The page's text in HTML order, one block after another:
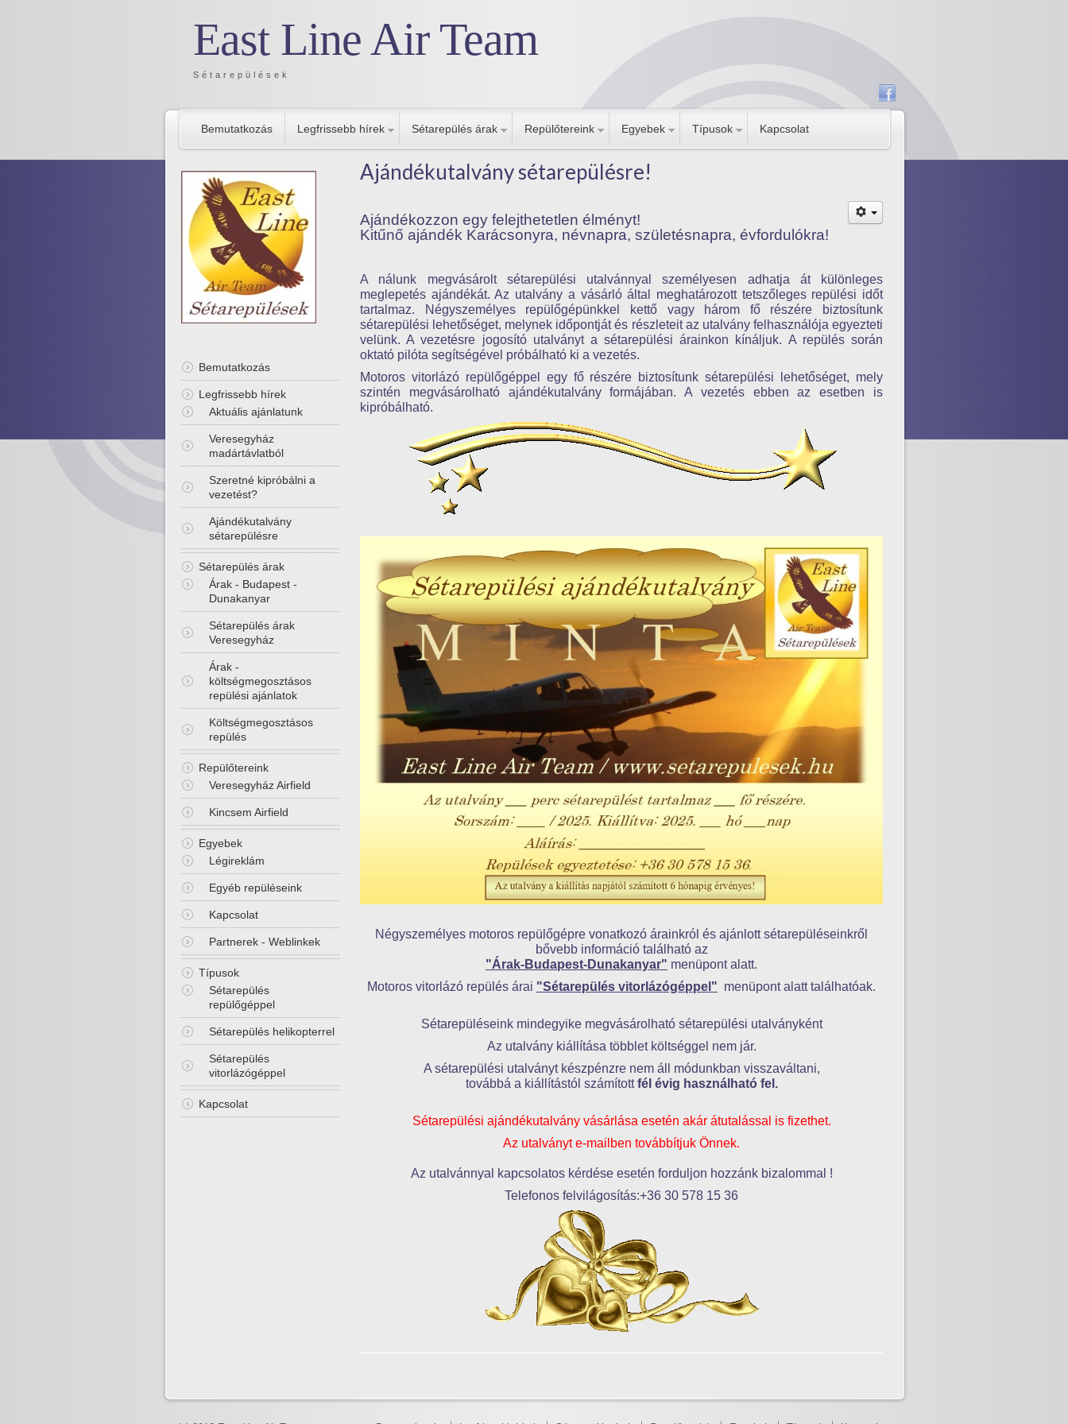
East Line Air Team
Sétarepülések
Bemutatkozás Legfrissebb hírek Sétarepülés árak Repülőtereink Egyebek Típusok Kapcsolat
Bemutatkozás
Legfrissebb hírek
Aktuális ajánlatunk
Veresegyház
madártávlatból
Szeretné kipróbálni a
vezetést?
Ajándékutalvány
sétarepülésre
Sétarepülés árak
Árak - Budapest -
Dunakanyar
Sétarepülés árak
Veresegyház
Árak -
költségmegosztásos
repülési ajánlatok
Költségmegosztásos
repülés
Repülőtereink
Veresegyház Airfield
Kincsem Airfield
Egyebek
Légireklám
Egyéb repüléseink
Kapcsolat
Partnerek - Weblinkek
Típusok
Sétarepülés
repülőgéppel
Sétarepülés helikopterrel
Sétarepülés
vitorlázógéppel
Kapcsolat
Ajándékutalvány sétarepülésre!
Ajándékozzon egy felejthetetlen élményt!
Kitűnő ajándék Karácsonyra, névnapra, születésnapra, évfordulókra!
A nálunk megvásárolt sétarepülési utalvánnyal személyesen adhatja át különleges
meglepetés ajándékát. Az utalvány a vásárló által meghatározott tetszőleges repülési időt
tartalmaz. Négyszemélyes repülőgépünkkel kettő vagy három fő részére biztosítunk
sétarepülési lehetőséget, melynek időpontját és részleteit az utalvány felhasználója egyezteti
velünk.A vezetésre jogosító utalványt a sétarepülési árainkon kínáljuk. A repülés során
oktató pilóta segítségével próbálható ki a vezetés.
Motoros vitorlázó repülőgéppel egy fő részére biztosítunk sétarepülési lehetőséget, mely
szintén megvásárolható ajándékutalvány formájában. A vezetés ebben az esetben is
kipróbálható.
Négyszemélyes motoros repülőgépre vonatkozó árainkról és ajánlott sétarepüléseinkről
bővebb információ található az
"Árak-Budapest-Dunakanyar" menüpont alatt.
Motoros vitorlázó repülés árai "Sétarepülés vitorlázógéppel" menüpont alatt találhatóak.
Sétarepüléseink mindegyike megvásárolható sétarepülési utalványként
Az utalvány kiállítása többlet költséggel nem jár.
A sétarepülési utalványt készpénzre nem áll módunkban visszaváltani,
továbbá a kiállítástól számítottfél évig használható fel.
Sétarepülési ajándékutalvány vásárlása esetén akár átutalással is fizethet.
Az utalványt e-mailben továbbítjuk Önnek.
Az utalvánnyal kapcsolatos kérdése esetén forduljon hozzánk bizalommal !
Telefonos felvilágosítás:+36 30 578 15 36